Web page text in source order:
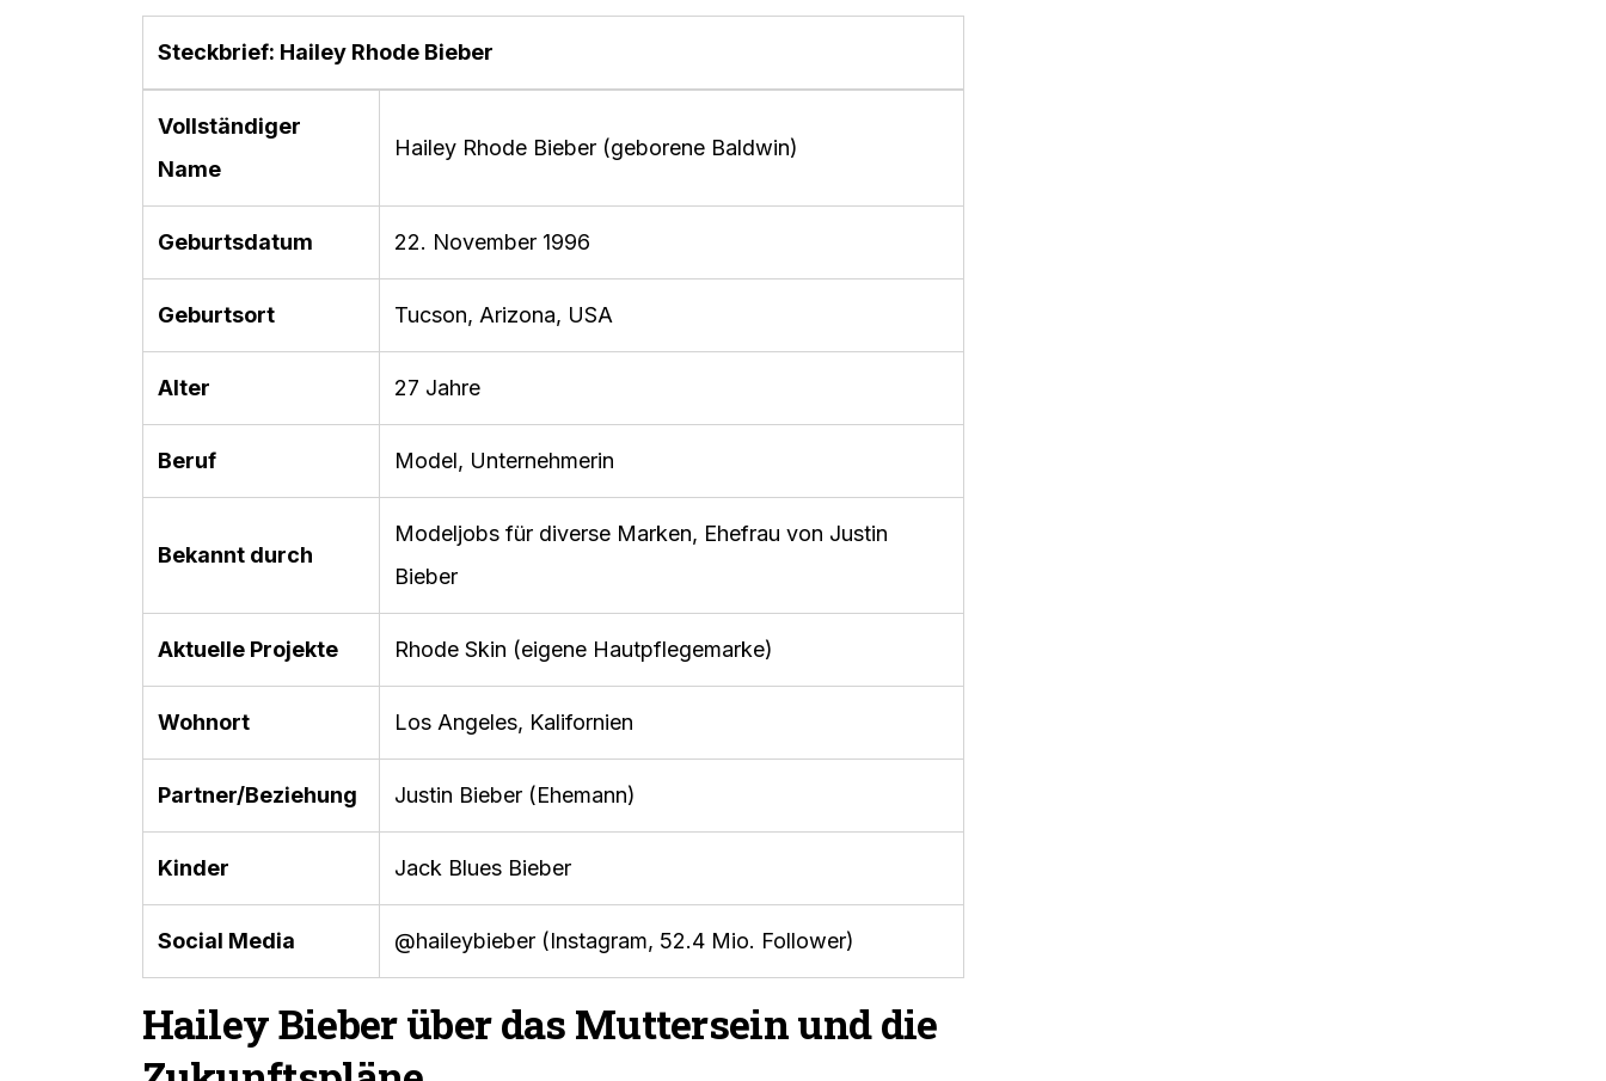
Steckbrief: Hailey Rhode Bieber
Vollständiger
Name
Hailey Rhode Bieber (geborene Baldwin)
Geburtsdatum 22. November 1996
Geburtsort Tucson, Arizona, USA
Alter 27 Jahre
Beruf Model, Unternehmerin
Bekannt durch
Modeljobs für diverse Marken, Ehefrau von Justin
Bieber
Aktuelle Projekte Rhode Skin (eigene Hautpflegemarke)
Wohnort Los Angeles, Kalifornien
Partner/Beziehung Justin Bieber (Ehemann)
Kinder Jack Blues Bieber
Social Media @haileybieber (Instagram, 52.4 Mio. Follower)
Hailey Bieber über das Muttersein und die